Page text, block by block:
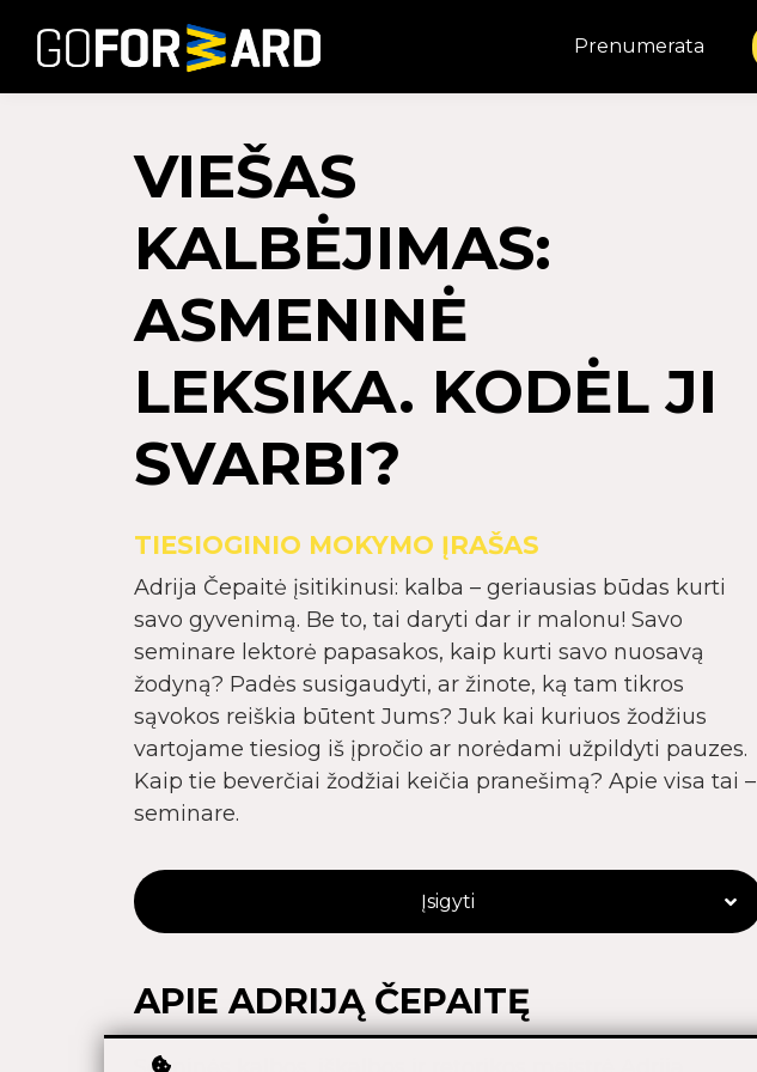
Prenumerata
VIEŠAS
KALBĖJIMAS:
ASMENINĖ
LEKSIKA. KODĖL JI
SVARBI?
TIESIOGINIO MOKYMO ĮRAŠAS
Adrija Čepaitė įsitikinusi: kalba – geriausias būdas kurti
savo gyvenimą. Be to, tai daryti dar ir malonu! Savo
seminare lektorė papasakos, kaip kurti savo nuosavą
žodyną? Padės susigaudyti, ar žinote, ką tam tikros
sąvokos reiškia būtent Jums? Juk kai kuriuos žodžius
vartojame tiesiog iš įpročio ar norėdami užpildyti pauzes.
Kaip tie beverčiai žodžiai keičia pranešimą? Apie visa tai –
seminare.
Įsigyti
APIE ADRIJĄ ČEPAITĘ